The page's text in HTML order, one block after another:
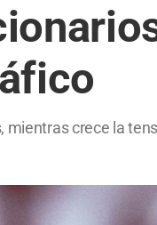
crece la